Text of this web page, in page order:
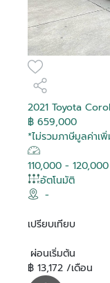
2021 Toyota
฿ 659,000
*ไม่รวมภาษีมูลค่าเ
110,000 -
อัตโนมัติ
-
เปรียบเทียบ
ผ่อนเริ่มต้น
฿ 13,172 /เดือน